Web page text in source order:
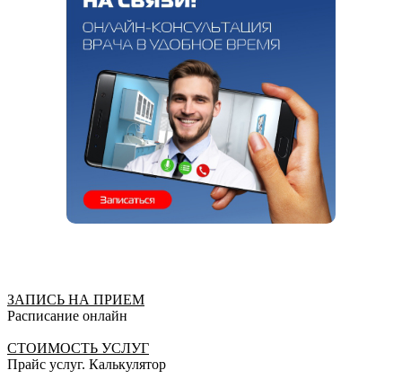
ЗАПИСЬ НА ПРИЕМ
Расписание онлайн
СТОИМОСТЬ УСЛУГ
Прайс услуг. Калькулятор